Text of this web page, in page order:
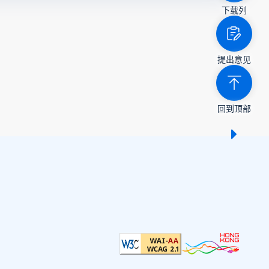
下载列
提出意见
回到顶部